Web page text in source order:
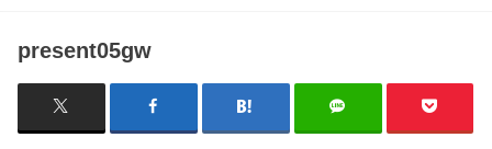
present05gw